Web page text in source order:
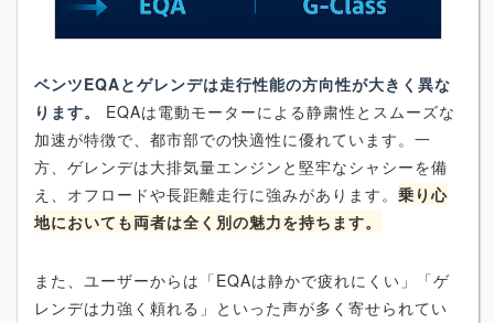
ベンツEQAとゲレンデは走行性能の方向性が大きく異な
ります。
EQAは電動モーターによる静粛性とスムーズな
加速が特徴で、都市部での快適性に優れています。一
方、ゲレンデは大排気量エンジンと堅牢なシャシーを備
え、オフロードや長距離走行に強みがあります。 乗り心
地においても両者は全く別の魅力を持ちます。
また、ユーザーからは「EQAは静かで疲れにくい」「ゲ
レンデは力強く頼れる」といった声が多く寄せられてい